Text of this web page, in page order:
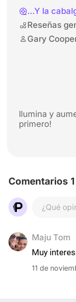
...Y la
Reseñas
Gary
Ilumina y
primero!
Comentarios 1
¿Qué
Maju Tom
Muy
11 de